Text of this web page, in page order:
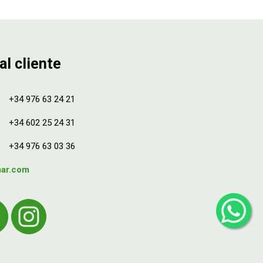
cliente
+34 976 63 24 21
+34 602 25 24 31
+34 976 63 03 36